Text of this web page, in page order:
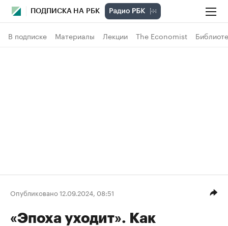
ПОДПИСКА НА РБК
В подписке Материалы Лекции The Economist
Опубликовано 12.09.2024, 08:51
«Эпоха уходит». Как